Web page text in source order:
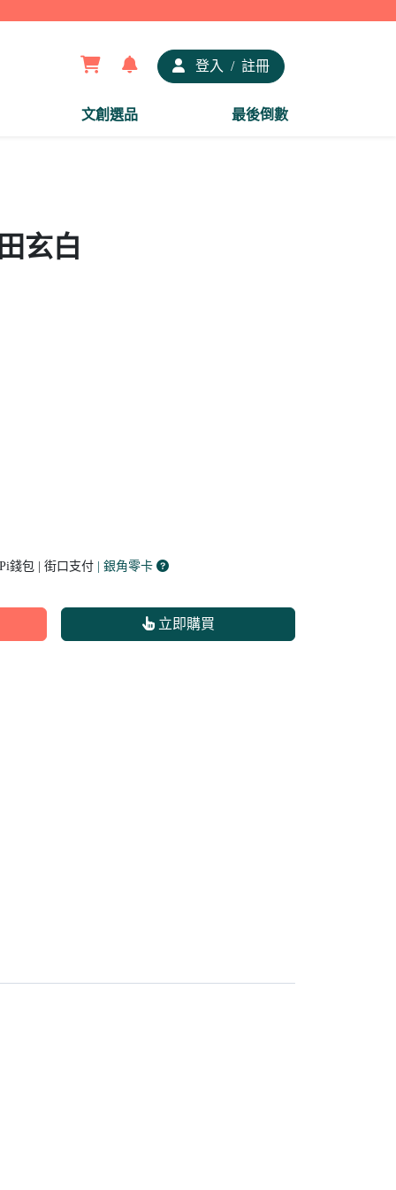
登入 / 註冊
文創選品 最後倒數
玄白
錢包 | 街口支付 | 銀角零卡
立即購買